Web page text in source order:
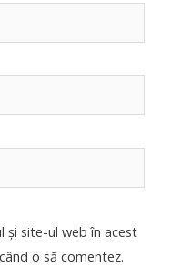
și site-ul web în acest
o să comentez.